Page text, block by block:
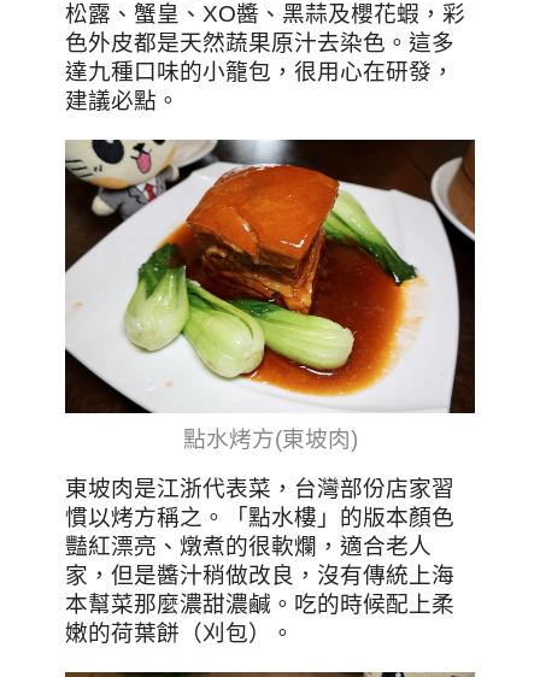
松露、蟹皇、XO醬、黑蒜及櫻花蝦，彩
色外皮都是天然蔬果原汁去染色。這多
達九種口味的小籠包，很用心在研發，
建議必點。
點水烤方(東坡肉)
東坡肉是江浙代表菜，台灣部份店家習
慣以烤方稱之。「點水樓」的版本顏色
豔紅漂亮、燉煮的很軟爛，適合老人
家，但是醬汁稍做改良，沒有傳統上海
本幫菜那麼濃甜濃鹹。 吃的時候配上柔
嫩的荷葉餅（刈包）。